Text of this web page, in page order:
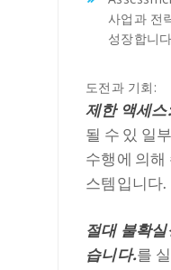
사업과 전
성장합니
도전과 기회:
제한 액세스:
될 수 있 일
수행에 의해
스템입니다.
절대 불확
습니다.를